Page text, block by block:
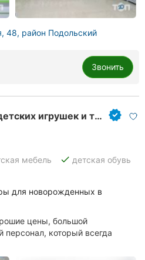
48, район Подольский
Звонить
Малышандия, магазин детских игрушек и товаров
мебель done детская обувь
для новорожденных в
цены, большой
персонал, который всегда